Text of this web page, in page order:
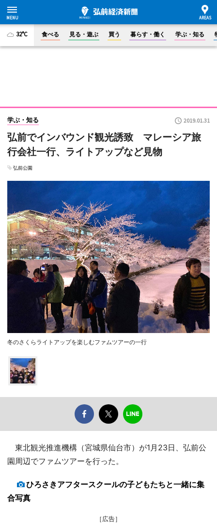
32°C 食べる 見る・遊ぶ 買う 暮らす・働く 学ぶ・知る
学ぶ・知る 2019.01.31
弘前でインバウンド観光誘致 マレーシア旅
行会社一行、ライトアップなど見物
弘前公園
冬のさくらライトアップを楽しむファムツアーの一行
東北観光推進機構（宮城県仙台市）が1月23日、弘前公
園周辺でファムツアーを行った。
ひろさきアフタースクールの子どもたちと一緒に集
合写真
［広告］